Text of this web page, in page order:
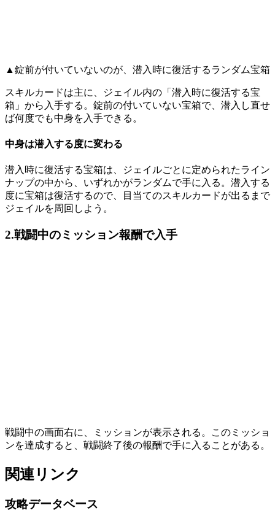
▲錠前が付いていないのが、潜入時に復活するランダム宝箱
スキルカードは主に、ジェイル内の「潜入時に復活する宝
箱」から入手する。錠前の付いていない宝箱で、潜入し直せ
ば何度でも中身を入手できる。
中身は潜入する度に変わる
潜入時に復活する宝箱は、ジェイルごとに定められたライン
ナップの中から、いずれかがランダムで手に入る。潜入する
度に宝箱は復活するので、目当てのスキルカードが出るまで
ジェイルを周回しよう。
2.戦闘中のミッション報酬で入手
戦闘中の画面右に、ミッションが表示される。このミッショ
ンを達成すると、戦闘終了後の報酬で手に入ることがある。
関連リンク
攻略データベース